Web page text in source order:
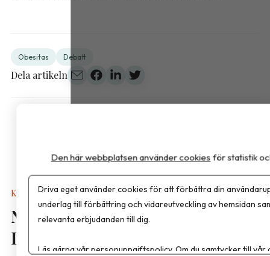
Obesitas Debatt
Dela artikeln
Kalkyler & Verktyg
Nya näringsvärden i
Livsmedelsdatabasen
Den här webbplatsen använder cookies för statistik
Driva eget använder cookies för att förbättra din
underlag till förbättring och vidareutveckling av hemsidan
relevanta erbjudanden till dig.
Läs gärna vårpersonuppgiftspolicy. Om du samtycker till vår